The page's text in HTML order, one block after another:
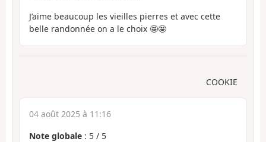
J’aime beaucoup les vieilles pierres et avec cette
belle randonnée on a le choix 🤩🤩
COOKIE
04 août 2025 à 11:16
Note globale : 5 / 5